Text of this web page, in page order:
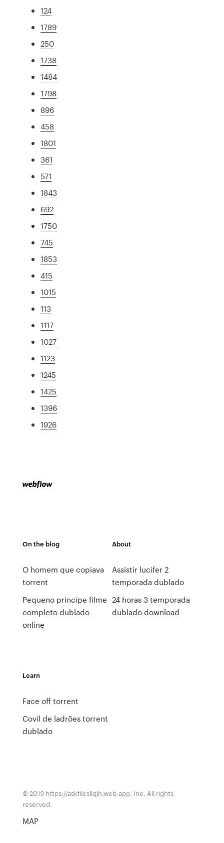
124
1789
250
1738
1484
1798
896
458
1801
361
571
1843
692
1750
745
1853
415
1015
113
1117
1027
1123
1245
1425
1396
1926
On the blog
O homem que copiava
torrent
Pequeno principe filme
completo dublado
online
About
Assistir lucifer 2
temporada dublado
24 horas 3 temporada
dublado download
Learn
Face off torrent
Covil de ladrões torrent
dublado
© 2019 https://askfilesllqjh.web.app, Inc. All rights
reserved.
MAP